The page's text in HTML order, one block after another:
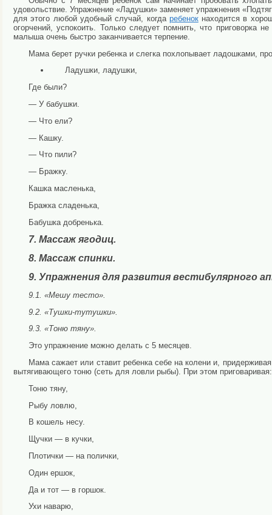
удовольствие. Упражнение «Ладушки» заменяет упражнения
для это­го любой удобный случай, когда ребенокнаходится в
огорчений, успокоить. Только следует по­мнить, что
малыша очень быстро заканчивается терпение.
Мама берет ручки ребенка и слегка похлопывает ладошка­ми,
Ладушки, ладушки,
Где были?
— У бабушки.
— Что ели?
— Кашку.
— Что пили?
— Бражку.
Кашка масленька,
Бражка сладенька,
Бабушка добренька.
7. Массаж ягодиц.
8. Массаж спинки.
9. Упражнения для развития вестибулярного
9.1. «Мешу тесто».
9.2. «Тушки-тутушки».
9.3. «Тоню тяну».
Это упражнение можно делать с 5 месяцев.
Мама сажает или ставит ребенка себе на колени и,
вытягивающего тоню (сеть для ловли рыбы). При этом приговаривая:
Тоню тяну,
Рыбу ловлю,
В кошель несу.
Щучки — в кучки,
Плотички — на полички,
Один ершок,
Да и тот — в горшок.
Ухи наварю,